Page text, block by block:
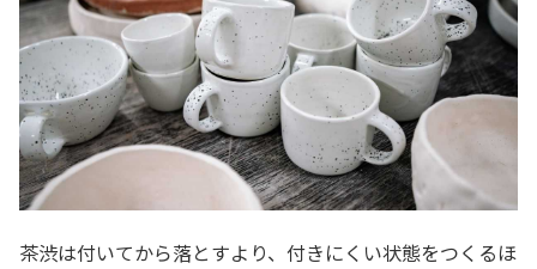
茶渋は付いてから落とすより、付きにくい状態をつくるほ